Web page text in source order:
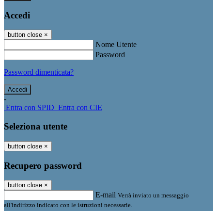
Accedi
button close ×
Nome Utente
Password
Password dimenticata?
-
Entra con SPID Entra con CIE
Seleziona utente
button close ×
Recupero password
button close ×
E-mail Verrà inviato un messaggio
all'indirizzo indicato con le istruzioni necessarie.